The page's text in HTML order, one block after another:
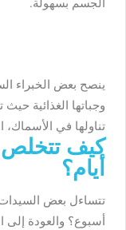
الجسم بسهولة.
ينصح بعض الخبراء
وجباتها الغذائية
تناولها في الأسماك،
أيام؟
تتساءل بعض
أسبوع؟ والعودة